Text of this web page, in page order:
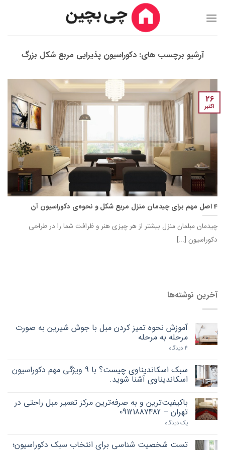
آرشیو برچسب های:دکوراسیون پذیرایی مربع شکل بزرگ
4 اصل مهم برای چیدمان منزل مربع شکل و نحوه‌ی دکوراسیون آن
چیدمان مبلمان منزل بیشتر از هر چیزی هنر و ظرافت شما را در طراحی
دکوراسیون [...]
26
اکتبر
آخرین نوشته‌ها
آموزش نحوه تمیز کردن مبل با جوش شیرین به صورت
مرحله به مرحله
4 دیدگاه
سبک اسکاندیناوی چیست؟ با 9 ویژگی مهم دکوراسیون
اسکاندیناوی آشنا شوید.
باکیفیت‌ترین و به صرفه‌ترین مرکز تعمیر مبل راحتی در
تهران – 09121887482
یک دیدگاه
تست شخصیت شناسی برای انتخاب سبک دکوراسیون؛